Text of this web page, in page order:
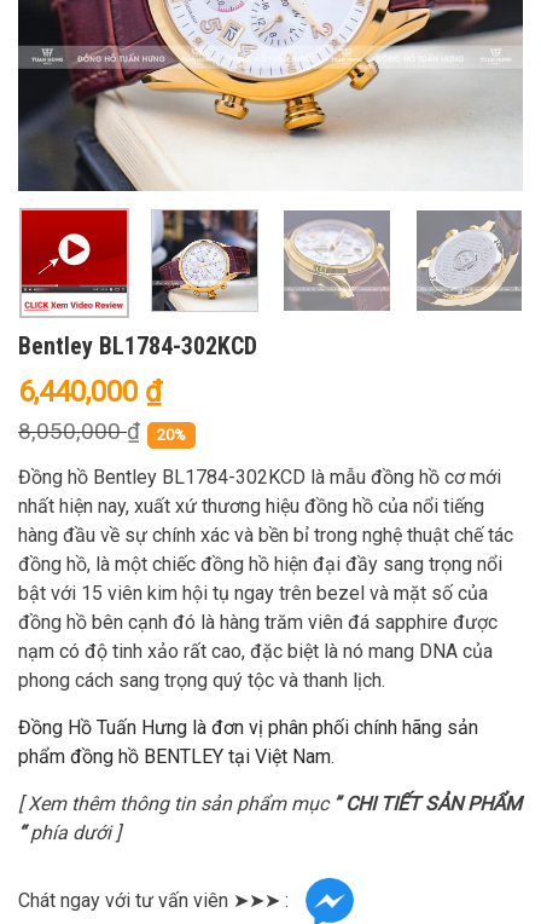
Bentley BL1784-302KCD
6,440,000 ₫
8,050,000₫ 20%
Đồng hồ Bentley BL1784-302KCD là mẫu đồng hồ cơ mới
nhất hiện nay, xuất xứ thương hiệu đồng hồ của nổi tiếng
hàng đầu về sự chính xác và bền bỉ trong nghệ thuật chế tác
đồng hồ, là một chiếc đồng hồ hiện đại đầy sang trọng nổi
bật với 15 viên kim hội tụ ngay trên bezel và mặt số của
đồng hồ bên cạnh đó là hàng trăm viên đá sapphire được
nạm có độ tinh xảo rất cao, đặc biệt là nó mang DNA của
phong cách sang trọng quý tộc và thanh lịch.
Đồng Hồ Tuấn Hưng là đơn vị phân phối chính hãng sản
phẩm đồng hồ BENTLEY tại Việt Nam.
[ Xem thêm thông tin sản phẩm mục ” CHI TIẾT SẢN PHẨM
“phía dưới ]
Chát ngay với tư vấn viên ➤➤➤ :